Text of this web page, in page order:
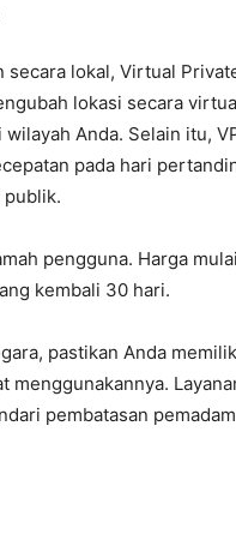
secara lokal, Virtual
lokasi secara
Anda. Selain itu,
pada hari
publik.
pengguna. Harga
kembali 30 hari.
pastikan Anda
menggunakannya.
pembatasan